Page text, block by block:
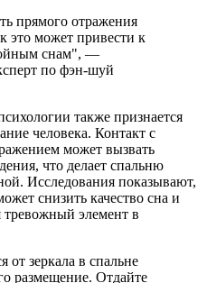
прямого отражения
это может привести к
снам", —
по фэн-шуй
также признается
человека. Контакт с
может вызвать
что делает спальню
Исследования показывают,
снизить качество сна и
тревожный элемент в
от зеркала в спальне
размещение. Отдайте